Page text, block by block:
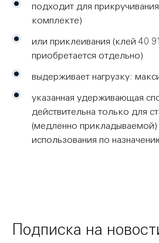
подходит для
комплекте)
или приклеивания (клей 40
приобретается отдельно)
выдерживает нагрузку:
указанная удерживающая
действительна только для
(медленно прикладываемой)
использования по
Подписка на